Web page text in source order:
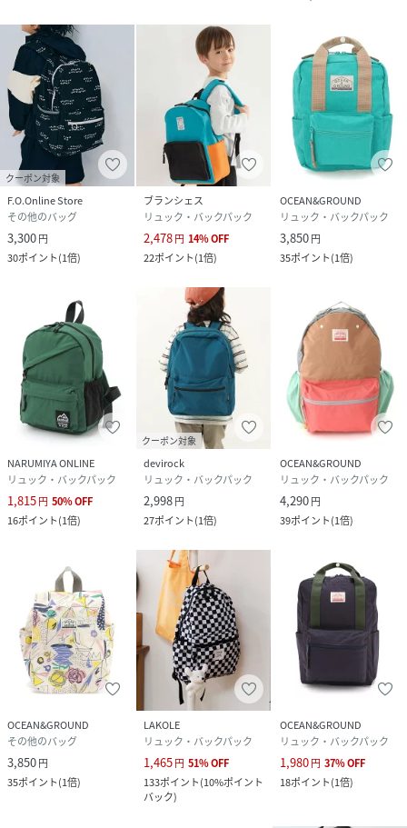
クーポン対象
F.O.Online Store
その他のバッグ
3,300円
30ポイント(1倍)
ブランシェス
リュック・バックパック
2,478円 14%OFF
22ポイント(1倍)
OCEAN&GROUND
リュック・バックパック
3,850円
35ポイント(1倍)
NARUMIYA ONLINE
リュック・バックパック
1,815円 50%OFF
16ポイント(1倍)
クーポン対象
devirock
リュック・バックパック
2,998円
27ポイント(1倍)
OCEAN&GROUND
リュック・バックパック
4,290円
39ポイント(1倍)
OCEAN&GROUND
その他のバッグ
3,850円
35ポイント(1倍)
LAKOLE
リュック・バックパック
1,465円 51%OFF
133ポイント(10%ポイント
バック)
OCEAN&GROUND
リュック・バックパック
1,980円 37%OFF
18ポイント(1倍)